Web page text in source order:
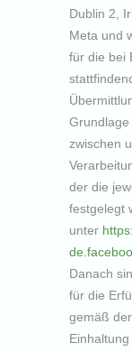
Dublin 2,
Meta und
für die bei
zwischen
der die
festgelegt
unter
Danach
für die
gemäß